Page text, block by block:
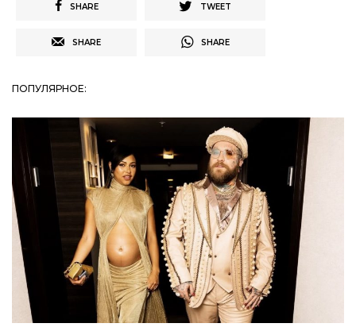
SHARE TWEET
SHARE SHARE
ПОПУЛЯРНОЕ: